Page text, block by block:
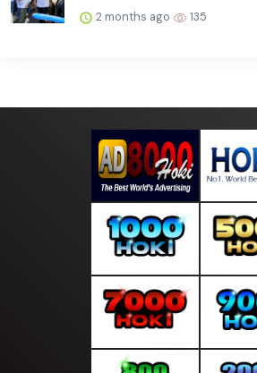
2 months ago 135